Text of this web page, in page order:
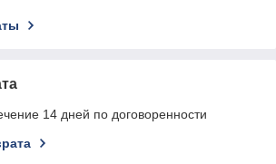
14 дней по договоренности